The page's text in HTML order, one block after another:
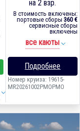
на 2 взр.
В стоимость включены:
портовые сборы 360 €
сервисные сборы
включены
все каюты
Подробнее
Номер круиза: 19615-
MR20261002PMOPMO